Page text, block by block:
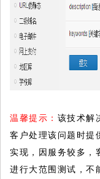
温馨提示： 该技术解
客户处理该问题时提
实现，因服务较多，
进行大范围测试，不